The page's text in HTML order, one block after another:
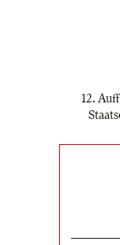
12.